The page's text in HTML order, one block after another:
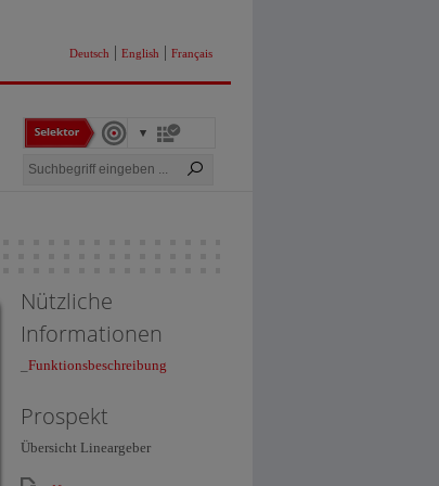
Deutsch | English | Français
Nützliche
Informationen
Funktionsbeschreibung
Prospekt
Übersicht Lineargeber